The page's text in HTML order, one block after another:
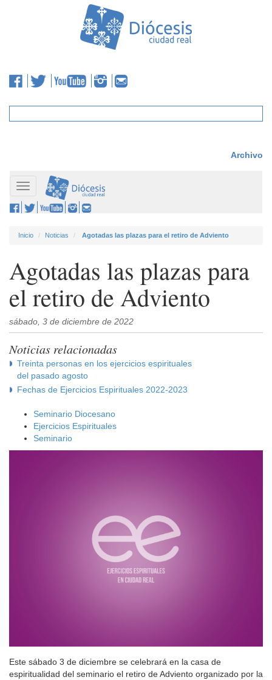
Archivo
Toggle
navigation
Inicio Noticias Agotadas las plazas para el retiro de Adviento
Agotadas las plazas para
el retiro de Adviento
sábado, 3 de diciembre de 2022
Noticias relacionadas
Treinta personas en los ejercicios espirituales
del pasado agosto
Fechas de Ejercicios Espirituales 2022-2023
Seminario Diocesano
Ejercicios Espirituales
Seminario
Este sábado 3 de diciembre se celebrará en la casa de
espiritualidad del seminario el retiro de Adviento organizado por la